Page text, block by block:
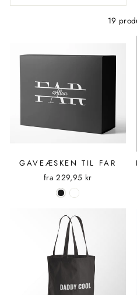
19
GAVEÆSKEN TIL FAR
fra229,95 kr